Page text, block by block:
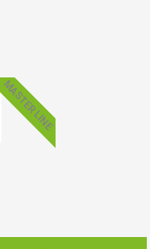
MASTER LINE